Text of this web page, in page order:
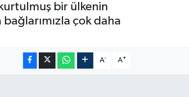
bir ülkenin
çok daha
A- A+